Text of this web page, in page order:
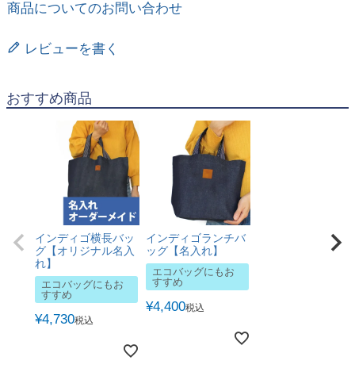
商品についてのお問い合わせ
レビューを書く
おすすめ商品
インディゴ横長バッ
グ【オリジナル名入
れ】
エコバッグにもお
すすめ
¥4,730税込
インディゴランチバ
ッグ【名入れ】
エコバッグにもお
すすめ
¥4,400税込